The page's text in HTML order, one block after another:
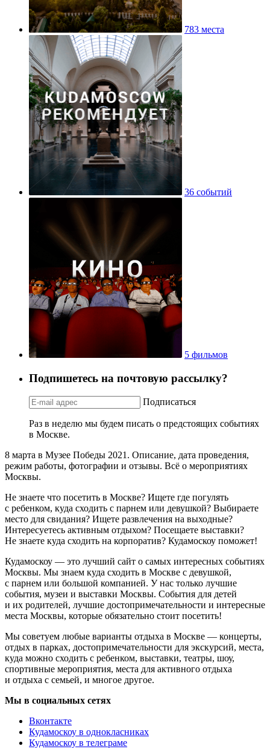
783 места
36 событий
5 фильмов
Подпишетесь на почтовую рассылку?
Подписаться
Раз в неделю мы будем писать о предстоящих событиях
в Москве.
8 марта в Музее Победы 2021. Описание, дата проведения,
режим работы, фотографии и отзывы. Всё о мероприятиях
Москвы.
Не знаете что посетить в Москве? Ищете где погулять
с ребенком, куда сходить с парнем или девушкой? Выбираете
место для свидания? Ищете развлечения на выходные?
Интересуетесь активным отдыхом? Посещаете выставки?
Не знаете куда сходить на корпоратив? Кудамоскоу поможет!
Кудамоскоу — это лучший сайт о самых интересных событиях
Москвы. Мы знаем куда сходить в Москве с девушкой,
с парнем или большой компанией. У нас только лучшие
события, музеи и выставки Москвы. События для детей
и их родителей, лучшие достопримечательности и интересные
места Москвы, которые обязательно стоит посетить!
Мы советуем любые варианты отдыха в Москве — концерты,
отдых в парках, достопримечательности для экскурсий, места,
куда можно сходить с ребенком, выставки, театры, шоу,
спортивные мероприятия, места для активного отдыха
и отдыха с семьей, и многое другое.
Мы в социальных сетях
Вконтакте
Кудамоскоу в однокласниках
Кудамоскоу в телеграме